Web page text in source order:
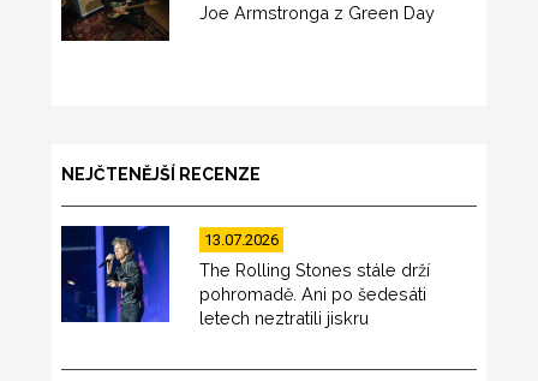
Joe Armstronga z Green Day
NEJČTENĚJŠÍ RECENZE
13.07.2026
The Rolling Stones stále drží
pohromadě. Ani po šedesáti
letech neztratili jiskru